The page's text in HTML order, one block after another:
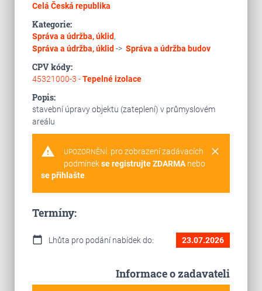
Celá Česká republika
Kategorie:
Správa a údržba, úklid,
Správa a údržba, úklid -> Správa a údržba budov
CPV kódy:
45321000-3 -Tepelné izolace
Popis:
stavební úpravy objektu (zateplení) v průmyslovém
areálu
warning clear
UPOZORNĚNÍ: pro zobrazení zadávacích
podmínekse registrujte ZDARMAnebo
se přihlašte.
Termíny:
calendar_today Lhůta pro podání nabídek do: 23.07.2026
Informace o zadavateli